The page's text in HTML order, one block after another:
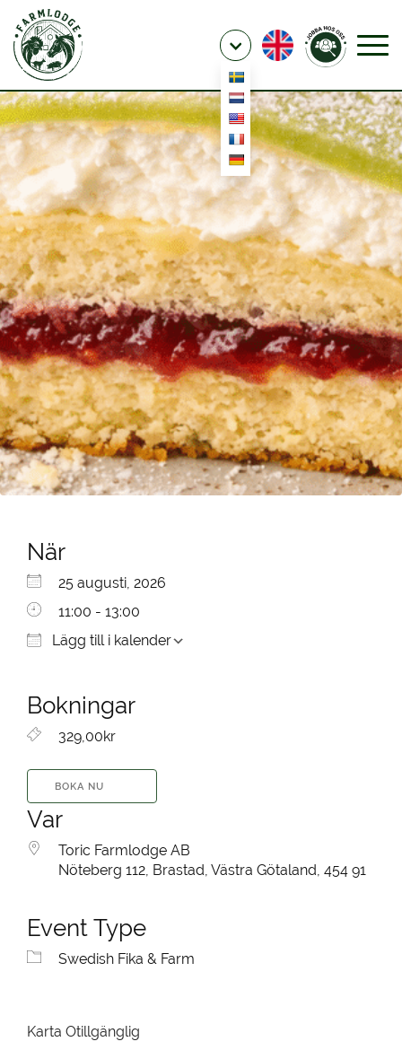
När
25 augusti, 2026
11:00 - 13:00
Lägg till i kalender
Ladda ner ICS
Bokningar
329,00kr
BOKA NU
Var
Toric Farmlodge AB
Nöteberg 112, Brastad, Västra Götaland, 454 91
Event Type
Swedish Fika & Farm
Karta Otillgänglig